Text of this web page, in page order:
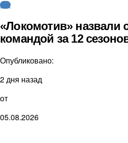
КХЛ
«Локомотив» назвали
командой за 12
Опубликовано:
2 дня назад
от
05.08.2026